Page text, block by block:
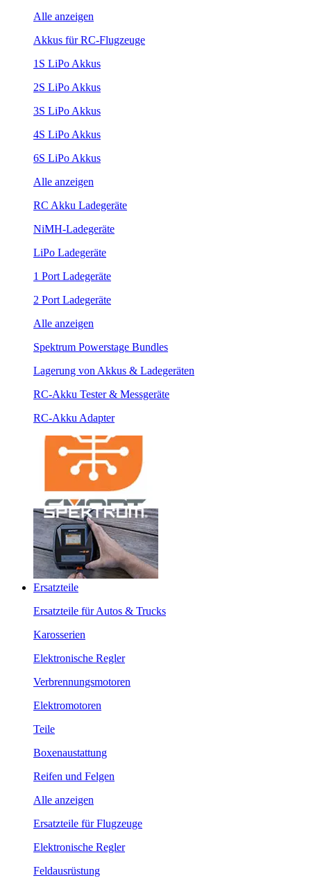
Alle anzeigen
Akkus für RC-Flugzeuge
1S LiPo Akkus
2S LiPo Akkus
3S LiPo Akkus
4S LiPo Akkus
6S LiPo Akkus
Alle anzeigen
RC Akku Ladegeräte
NiMH-Ladegeräte
LiPo Ladegeräte
1 Port Ladegeräte
2 Port Ladegeräte
Alle anzeigen
Spektrum Powerstage Bundles
Lagerung von Akkus & Ladegeräten
RC-Akku Tester & Messgeräte
RC-Akku Adapter
Ersatzteile
Ersatzteile für Autos & Trucks
Karosserien
Elektronische Regler
Verbrennungsmotoren
Elektromotoren
Teile
Boxenaustattung
Reifen und Felgen
Alle anzeigen
Ersatzteile für Flugzeuge
Elektronische Regler
Feldausrüstung